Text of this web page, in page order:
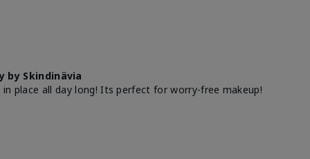
by Skindinävia
place all day long! Its perfect for worry-free makeup!